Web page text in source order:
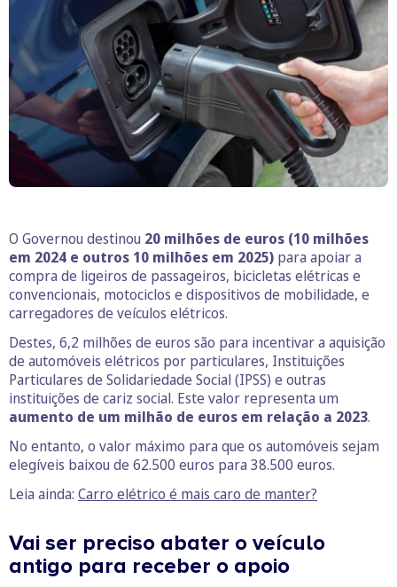
O Governou destinou 20 milhões de euros (10 milhões
em 2024 e outros 10 milhões em 2025) para apoiar a
compra de ligeiros de passageiros, bicicletas elétricas e
convencionais, motociclos e dispositivos de mobilidade, e
carregadores de veículos elétricos.
Destes, 6,2 milhões de euros são para incentivar a aquisição
de automóveis elétricos por particulares, Instituições
Particulares de Solidariedade Social (IPSS) e outras
instituições de cariz social. Este valor representa um
aumento de um milhão de euros em relação a 2023.
No entanto, o valor máximo para que os automóveis sejam
elegíveis baixou de 62.500 euros para 38.500 euros.
Leia ainda: Carro elétrico é mais caro de manter?
Vai ser preciso abater o veículo
antigo para receber o apoio